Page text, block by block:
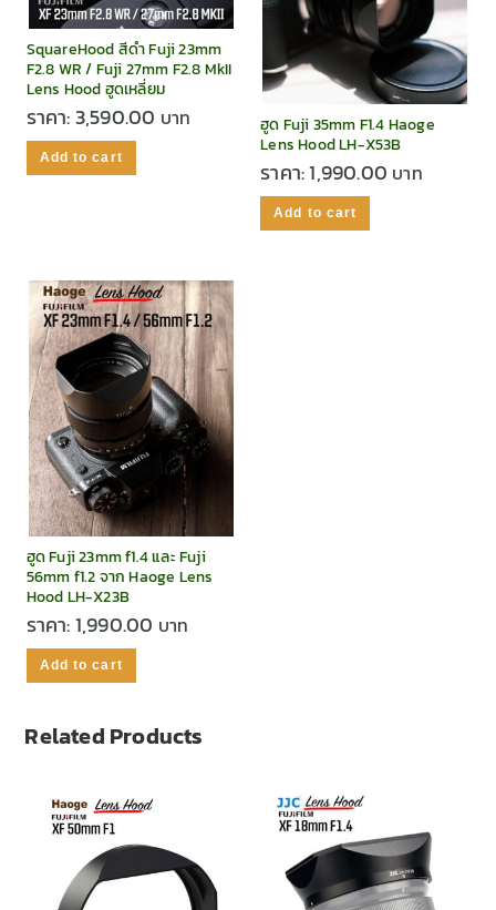
SquareHood สีดำ Fuji 23mm
F2.8 WR / Fuji 27mm F2.8 MkII
Lens Hood ฮูดเหลี่ยม
ราคา:3,590.00
Add to cart
ฮูด Fuji 35mm F1.4 Haoge
Lens Hood LH-X53B
ราคา:1,990.00
Add to cart
ฮูด Fuji 23mm f1.4 และ Fuji
56mm f1.2 จาก Haoge Lens
Hood LH-X23B
ราคา:1,990.00
Add to cart
Related Products